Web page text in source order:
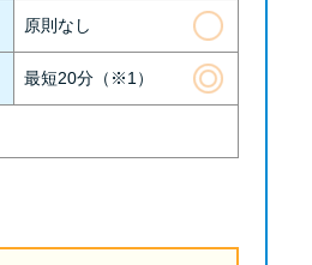
原則なし
最短20分（※1）